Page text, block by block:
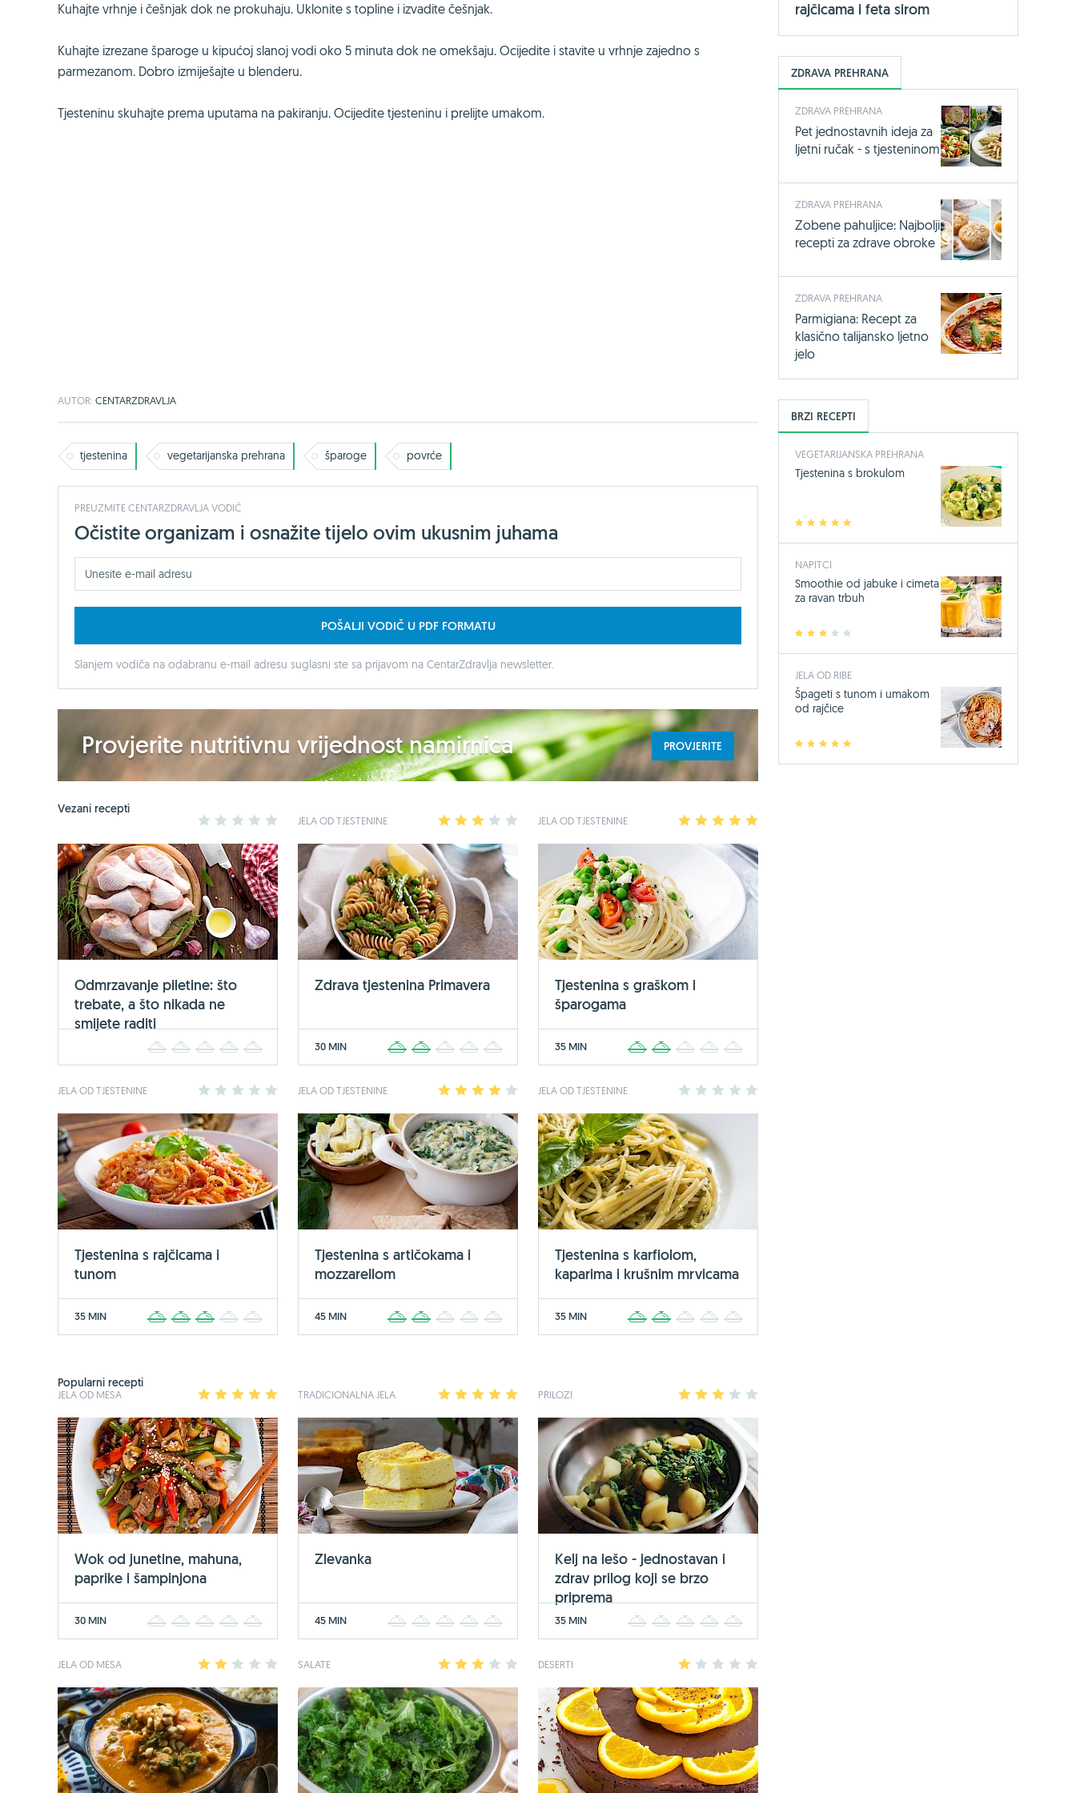
Kuhajte vrhnje i češnjak dok ne prokuhaju. Uklonite s topline i izvadite češnjak.
Kuhajte izrezane šparoge u kipućoj slanoj vodi oko 5 minuta dok ne omekšaju. Ocijedite i stavite u vrhnje zajedno s
parmezanom. Dobro izmiješajte u blenderu.
Tjesteninu skuhajte prema uputama na pakiranju. Ocijedite tjesteninu i prelijte umakom.
AUTOR: CENTARZDRAVLJA
tjestenina vegetarijanska prehrana šparoge povrće
PREUZMITE CENTARZDRAVLJA VODIČ
Očistite organizam i osnažite tijelo ovim ukusnim juhama
POŠALJI VODIČ U PDF FORMATU
Slanjem vodiča na odabranu e-mail adresu suglasni ste sa prijavom na CentarZdravlja newsletter.
Provjerite nutritivnu vrijednost namirnica PROVJERITE
Vezani recepti
2 3 4
Odmrzavanje piletine: što
trebate, a što nikada ne
smijete raditi
2 3 4
JELA OD TJESTENINE 2 3 4
Zdrava tjestenina Primavera
30 MIN 2 3 4
JELA OD TJESTENINE 2 3 4
Tjestenina s graškom i
šparogama
35 MIN 2 3 4
JELA OD TJESTENINE 2 3 4
Tjestenina s rajčicama i
tunom
35 MIN 2 3 4
JELA OD TJESTENINE 2 3 4
Tjestenina s artičokama i
mozzarellom
45 MIN 2 3 4
JELA OD TJESTENINE 2 3 4
Tjestenina s karfiolom,
kaparima i krušnim mrvicama
35 MIN 2 3 4
Popularni recepti
JELA OD MESA 2 3 4
Wok od junetine, mahuna,
paprike i šampinjona
30 MIN 2 3 4
TRADICIONALNA JELA 2 3 4
Zlevanka
45 MIN 2 3 4
PRILOZI 2 3 4
Kelj na lešo - jednostavan i
zdrav prilog koji se brzo
priprema
35 MIN 2 3 4
JELA OD MESA 2 3 4 SALATE 2 3 4 DESERTI 2 3 4
rajčicama i feta sirom
ZDRAVA PREHRANA
ZDRAVA PREHRANA
Pet jednostavnih ideja za
ljetni ručak - s tjesteninom
ZDRAVA PREHRANA
Zobene pahuljice: Najbolji
recepti za zdrave obroke
ZDRAVA PREHRANA
Parmigiana: Recept za
klasično talijansko ljetno
jelo
BRZI RECEPTI
VEGETARIJANSKA PREHRANA
2 3 4
Tjestenina s brokulom
NAPITCI
2 3 4
Smoothie od jabuke i cimeta
za ravan trbuh
JELA OD RIBE
2 3 4
Špageti s tunom i umakom
od rajčice